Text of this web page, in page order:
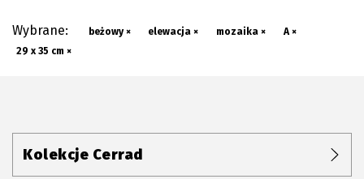
Wybrane: beżowy × elewacja × mozaika ×
A ×
29 x 35 cm ×
Kolekcje Cerrad